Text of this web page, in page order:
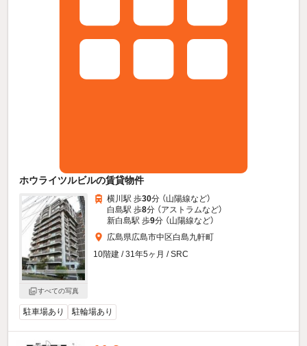
ホウライツルビルの賃貸物件
すべての写真
横川駅 歩30分 （山陽線など）
白島駅 歩8分 （アストラムなど）
新白島駅 歩9分 （山陽線など）
広島県広島市中区白島九軒町
10階建 / 31年5ヶ月 / SRC
駐車場あり 駐輪場あり